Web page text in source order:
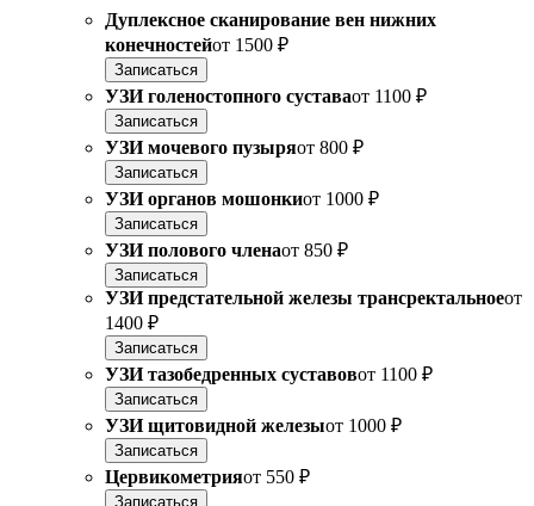
Дуплексное сканирование вен нижних
конечностейот 1500 ₽
Записаться
УЗИ голеностопного суставаот 1100 ₽
Записаться
УЗИ мочевого пузыряот 800 ₽
Записаться
УЗИ органов мошонкиот 1000 ₽
Записаться
УЗИ полового членаот 850 ₽
Записаться
УЗИ предстательной железы трансректальноеот
1400 ₽
Записаться
УЗИ тазобедренных суставовот 1100 ₽
Записаться
УЗИ щитовидной железыот 1000 ₽
Записаться
Цервикометрияот 550 ₽
Записаться